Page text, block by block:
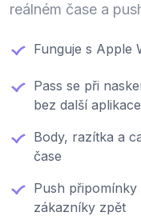
reálném čase a
Funguje s Apple
Pass se při
bez další aplikace
Body, razítka a
čase
Push
zákazníky zpět